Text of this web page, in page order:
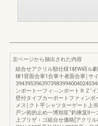
左ページから抽出された内容
組合せアクリル額仕様1材W碍ル
棟1背面合掌1合掌十者面合掌￨サ
ンポート一フィ﹁ンポートＲＺ
壁付タイプカーポートファィンポ
メス￨クト平シャツターゲート上
戸ン術的止め一博頬笙“釣琢笈Ⅱ
上ブリザ︲ゴ組台せ価格[アクリ